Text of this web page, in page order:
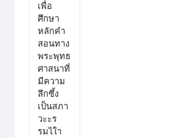
เพื่อ
ศึกษา
หลักคำ
สอนทาง
พระพุทธ
ศาสนาที่
มีความ
ลึกซึ้ง
เป็นสภา
วะะร
รมไใา